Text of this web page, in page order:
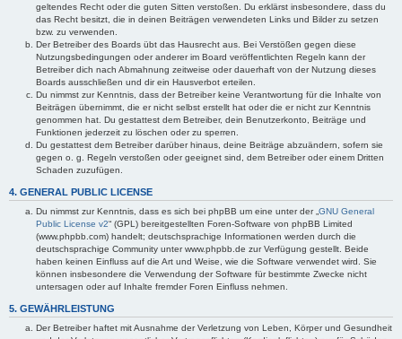
geltendes Recht oder die guten Sitten verstoßen. Du erklärst insbesondere, dass du
das Recht besitzt, die in deinen Beiträgen verwendeten Links und Bilder zu setzen
bzw. zu verwenden.
Der Betreiber des Boards übt das Hausrecht aus. Bei Verstößen gegen diese
Nutzungsbedingungen oder anderer im Board veröffentlichten Regeln kann der
Betreiber dich nach Abmahnung zeitweise oder dauerhaft von der Nutzung dieses
Boards ausschließen und dir ein Hausverbot erteilen.
Du nimmst zur Kenntnis, dass der Betreiber keine Verantwortung für die Inhalte von
Beiträgen übernimmt, die er nicht selbst erstellt hat oder die er nicht zur Kenntnis
genommen hat. Du gestattest dem Betreiber, dein Benutzerkonto, Beiträge und
Funktionen jederzeit zu löschen oder zu sperren.
Du gestattest dem Betreiber darüber hinaus, deine Beiträge abzuändern, sofern sie
gegen o. g. Regeln verstoßen oder geeignet sind, dem Betreiber oder einem Dritten
Schaden zuzufügen.
4. GENERAL PUBLIC LICENSE
Du nimmst zur Kenntnis, dass es sich bei phpBB um eine unter der „ GNU General
Public License v2“ (GPL) bereitgestellten Foren-Software von phpBB Limited
(www.phpbb.com) handelt; deutschsprachige Informationen werden durch die
deutschsprachige Community unter www.phpbb.de zur Verfügung gestellt. Beide
haben keinen Einfluss auf die Art und Weise, wie die Software verwendet wird. Sie
können insbesondere die Verwendung der Software für bestimmte Zwecke nicht
untersagen oder auf Inhalte fremder Foren Einfluss nehmen.
5. GEWÄHRLEISTUNG
Der Betreiber haftet mit Ausnahme der Verletzung von Leben, Körper und Gesundheit